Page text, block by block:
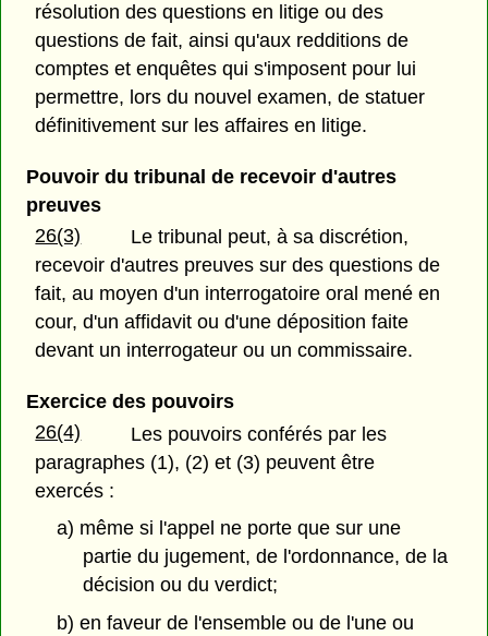
résolution des questions en litige ou des
questions de fait, ainsi qu'aux redditions de
comptes et enquêtes qui s'imposent pour lui
permettre, lors du nouvel examen, de statuer
définitivement sur les affaires en litige.
Pouvoir du tribunal de recevoir d'autres
preuves
26(3)
Le tribunal peut, à sa discrétion,
recevoir d'autres preuves sur des questions de
fait, au moyen d'un interrogatoire oral mené en
cour, d'un affidavit ou d'une déposition faite
devant un interrogateur ou un commissaire.
Exercice des pouvoirs
26(4)
Les pouvoirs conférés par les
paragraphes (1), (2) et (3) peuvent être
exercés :
a) même si l'appel ne porte que sur une
partie du jugement, de l'ordonnance, de la
décision ou du verdict;
b) en faveur de l'ensemble ou de l'une ou